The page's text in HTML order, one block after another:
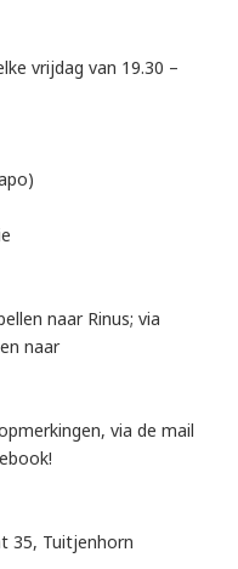
vrijdag van 19.30 –
naar Rinus; via
naar
via de mail
35, Tuitjenhorn